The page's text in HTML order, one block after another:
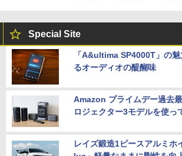
Special Site
「A&ultima SP4000T」の
るオーディオの醍醐味
Amazon プライムデー過去
ロジェクター3モデルを使っ
レイズ鍛造1ピースアルミホ